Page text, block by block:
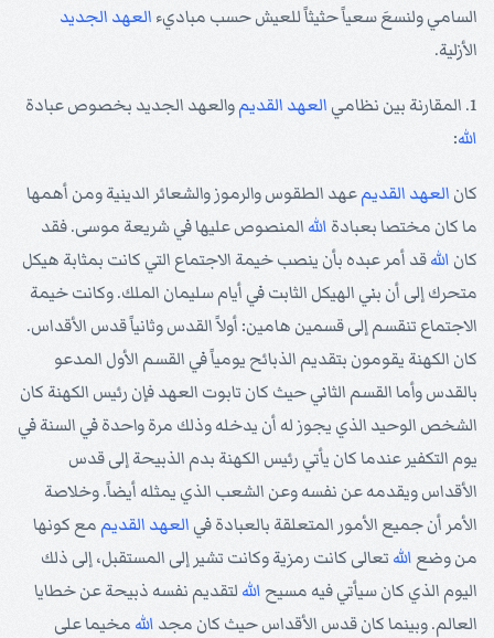
السامي ولنسعَ سعياً حثيثاً للعيش حسب مباديء العهد الجديد
الأزلية.
1. المقارنة بين نظامي العهد القديموالعهد الجديد بخصوص عبادة
الله:
كان العهد القديمعهد الطقوس والرموز والشعائر الدينية ومن أهمها
ما كان مختصا بعبادة الله المنصوص عليها في شريعة موسى. فقد
كان اللهقد أمر عبده بأن ينصب خيمة الاجتماع التي كانت بمثابة هيكل
متحرك إلى أن بني الهيكل الثابت في أيام سليمان الملك. وكانت خيمة
الاجتماع تنقسم إلى قسمين هامين: أولاً القدس وثانياً قدس الأقداس.
كان الكهنة يقومون بتقديم الذبائح يومياً في القسم الأول المدعو
بالقدس وأما القسم الثاني حيث كان تابوت العهد فإن رئيس الكهنة كان
الشخص الوحيد الذي يجوز له أن يدخله وذلك مرة واحدة في السنة في
يوم التكفير عندما كان يأتي رئيس الكهنة بدم الذبيحة إلى قدس
الأقداس ويقدمه عن نفسه وعن الشعب الذي يمثله أيضاً. وخلاصة
الأمر أن جميع الأمور المتعلقة بالعبادة في العهد القديم مع كونها
من وضع الله تعالى كانت رمزية وكانت تشير إلى المستقبل، إلى ذلك
اليوم الذي كان سيأتي فيه مسيح الله لتقديم نفسه ذبيحة عن خطايا
العالم. وبينما كان قدس الأقداس حيث كان مجد الله مخيما على